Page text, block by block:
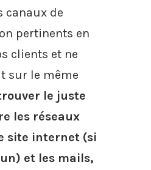
canaux de
pertinents en
clients et ne
sur le même
le juste
les réseaux
site internet (si
et les mails,